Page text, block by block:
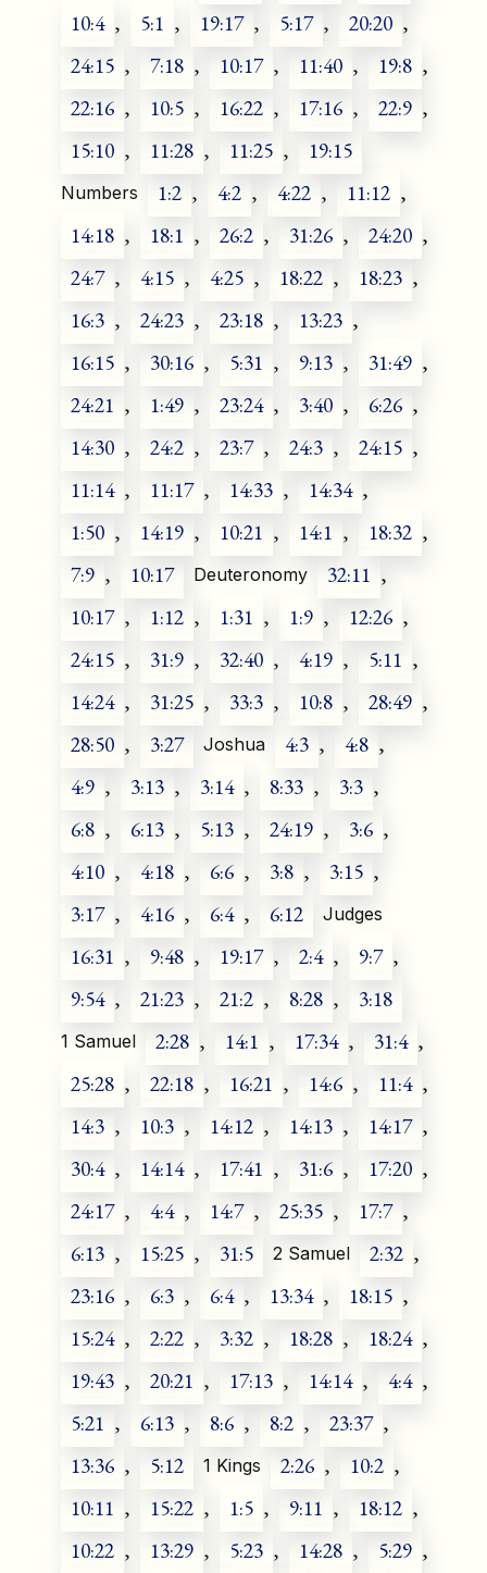
10:4 , 5:1 , 19:17 , 5:17 , 20:20 ,
24:15 , 7:18 , 10:17 , 11:40 , 19:8 ,
22:16 , 10:5 , 16:22 , 17:16 , 22:9 ,
15:10 , 11:28 , 11:25 , 19:15
Numbers 1:2 , 4:2 , 4:22 , 11:12 ,
14:18 , 18:1 , 26:2 , 31:26 , 24:20 ,
24:7 , 4:15 , 4:25 , 18:22 , 18:23 ,
16:3 , 24:23 , 23:18 , 13:23 ,
16:15 , 30:16 , 5:31 , 9:13 , 31:49 ,
24:21 , 1:49 , 23:24 , 3:40 , 6:26 ,
14:30 , 24:2 , 23:7 , 24:3 , 24:15 ,
11:14 , 11:17 , 14:33 , 14:34 ,
1:50 , 14:19 , 10:21 , 14:1 , 18:32 ,
7:9 , 10:17 Deuteronomy 32:11 ,
10:17 , 1:12 , 1:31 , 1:9 , 12:26 ,
24:15 , 31:9 , 32:40 , 4:19 , 5:11 ,
14:24 , 31:25 , 33:3 , 10:8 , 28:49 ,
28:50 , 3:27 Joshua 4:3 , 4:8 ,
4:9 , 3:13 , 3:14 , 8:33 , 3:3 ,
6:8 , 6:13 , 5:13 , 24:19 , 3:6 ,
4:10 , 4:18 , 6:6 , 3:8 , 3:15 ,
3:17 , 4:16 , 6:4 , 6:12 Judges
16:31 , 9:48 , 19:17 , 2:4 , 9:7 ,
9:54 , 21:23 , 21:2 , 8:28 , 3:18
1 Samuel 2:28 , 14:1 , 17:34 , 31:4 ,
25:28 , 22:18 , 16:21 , 14:6 , 11:4 ,
14:3 , 10:3 , 14:12 , 14:13 , 14:17 ,
30:4 , 14:14 , 17:41 , 31:6 , 17:20 ,
24:17 , 4:4 , 14:7 , 25:35 , 17:7 ,
6:13 , 15:25 , 31:5 2 Samuel 2:32 ,
23:16 , 6:3 , 6:4 , 13:34 , 18:15 ,
15:24 , 2:22 , 3:32 , 18:28 , 18:24 ,
19:43 , 20:21 , 17:13 , 14:14 , 4:4 ,
5:21 , 6:13 , 8:6 , 8:2 , 23:37 ,
13:36 , 5:12 1 Kings 2:26 , 10:2 ,
10:11 , 15:22 , 1:5 , 9:11 , 18:12 ,
10:22 , 13:29 , 5:23 , 14:28 , 5:29 ,